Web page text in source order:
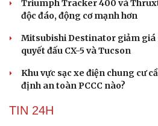
Giải thưởng Car Choice
hạng mục Dấu ấn của năm
trẻ em trên ô tô từ 15/8